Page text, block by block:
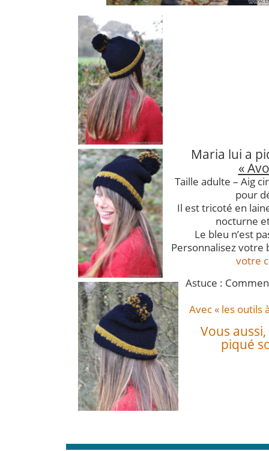
Maria lui a
«
Taille adulte – Aig
pour
Il est tricoté en
nocturne
Le bleu n’est
Personnalisez votre
votre
Astuce :
Avec « les outils
Vous
piqué